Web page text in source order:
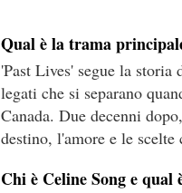
Qual è la trama
'Past Lives' segue la
legati che si separano
Canada. Due decenni
destino, l'amore e le
Chi è Celine Song e qual